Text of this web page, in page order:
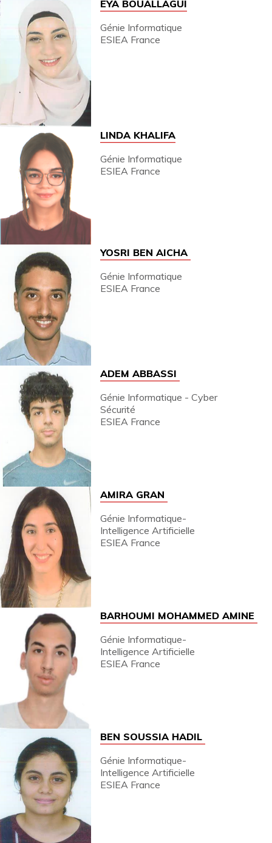
EYA BOUALLAGUI
Génie Informatique
ESIEA France
LINDA KHALIFA
Génie Informatique
ESIEA France
YOSRI BEN AICHA
Génie Informatique
ESIEA France
ADEM ABBASSI
Génie Informatique - Cyber
Sécurité
ESIEA France
AMIRA GRAN
Génie Informatique-
Intelligence Artificielle
ESIEA France
BARHOUMI MOHAMMED AMINE
Génie Informatique-
Intelligence Artificielle
ESIEA France
BEN SOUSSIA HADIL
Génie Informatique-
Intelligence Artificielle
ESIEA France